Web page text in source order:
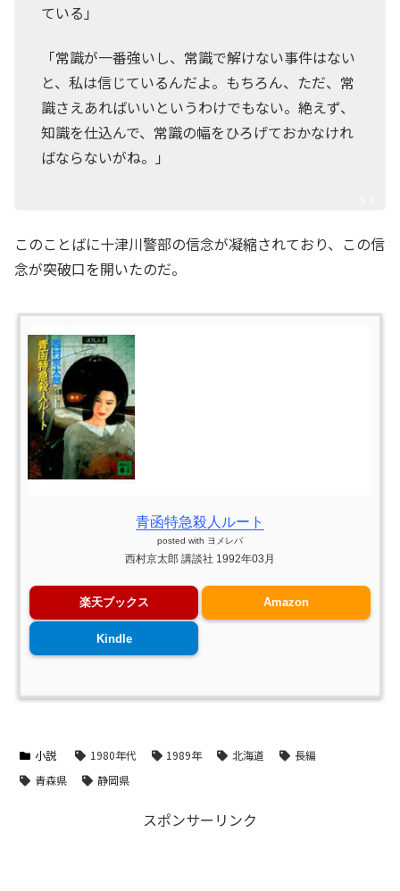
ている」
「常識が一番強いし、常識で解けない事件はない
と、私は信じているんだよ。もちろん、ただ、常
識さえあればいいというわけでもない。絶えず、
知識を仕込んで、常識の幅をひろげておかなけれ
ばならないがね。」
このことばに十津川警部の信念が凝縮されており、この信
念が突破口を開いたのだ。
青函特急殺人ルート
posted with ヨメレバ
西村京太郎 講談社 1992年03月
楽天ブックス Amazon
Kindle
小説 1980年代 1989年 北海道
長編
青森県
静岡県
スポンサーリンク